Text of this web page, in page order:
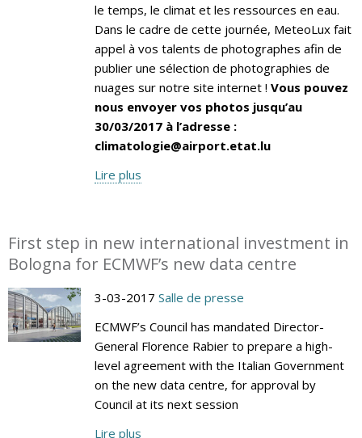
le temps, le climat et les ressources en eau.
Dans le cadre de cette journée, MeteoLux fait
appel à vos talents de photographes afin de
publier une sélection de photographies de
nuages sur notre site internet ! Vous pouvez
nous envoyer vos photos jusqu’au
30/03/2017 à l’adresse :
climatologie@airport.etat.lu
Lire plus
First step in new international investment in
Bologna for ECMWF’s new data centre
3-03-2017 Salle de presse
ECMWF’s Council has mandated Director-
General Florence Rabier to prepare a high-
level agreement with the Italian Government
on the new data centre, for approval by
Council at its next session
Lire plus